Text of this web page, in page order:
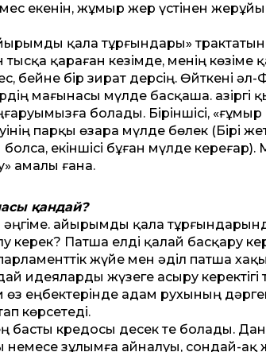
екенін, жұмыр жер үстінен
қала тұрғындары» трактатын
қа­раған кезімде, менің көзіме
бейне бір зират дерсің. Өйткені
мағынасы мүлде басқаша.
болады. Біріншісі, «ғұмыр
парқы өзара мүлде бөлек (Бірі
бол­са, екіншісі бұған мүлде
амалы ғана.
қандай?
әңгіме. Қайырымды қала
Патша елді қалай басқару
жүйе мен әділ патша
идеяларды жүзеге асыру
еңбектерінде адам рухының
көрсетеді.
басты кредосы десек те болады.
зұлымға айналуы, сондай-ақ